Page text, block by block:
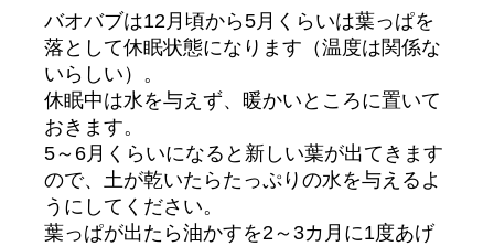
バオバブは12月頃から5月くらいは葉っぱを
落として休眠状態になります（温度は関係な
いらしい）。
休眠中は水を与えず、暖かいところに置いて
おきます。
5～6月くらいになると新しい葉が出てきます
ので、土が乾いたらたっぷりの水を与えるよ
うにしてください。
葉っぱが出たら油かすを2～3カ月に1度あげ